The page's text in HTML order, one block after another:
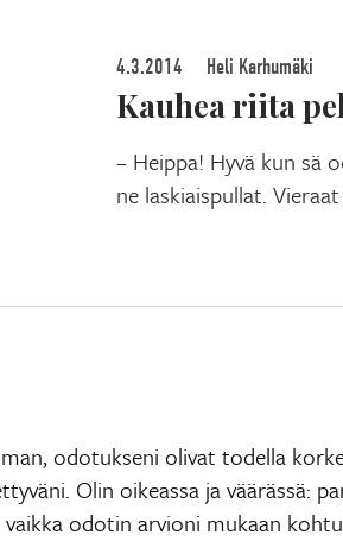
4.3.2014 Heli Karhumäki
Kauhea riita
– Heippa! Hyvä kun
ne laskiaispullat.
odotukseni olivat todella
Olin oikeassa ja väärässä:
odotin arvioni mukaan